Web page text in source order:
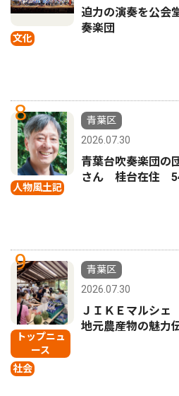
文化
迫力の演奏を公
奏楽団
8
人物風土記
青葉区
2026.07.30
青葉台吹奏楽団
さん 桂台在住
9
トップニュ
ース
社会
青葉区
2026.07.30
ＪＩＫＥマルシ
地元農産物の魅力